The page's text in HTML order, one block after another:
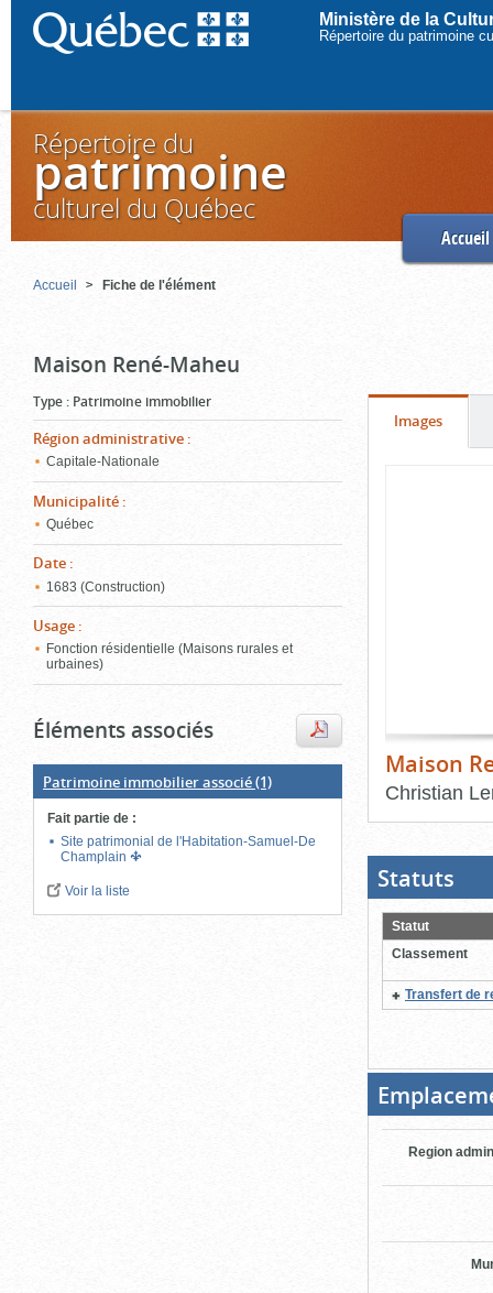
Ministère de la
Répertoire du patrimoine
Répertoire du
patrimoine
culturel du Québec
Accueil
Accueil Fiche de l'élément
Maison René-Maheu
Type : Patrimoine immobilier
Région administrative :
Capitale-Nationale
Municipalité :
Québec
Date :
1683 (Construction)
Usage :
Fonction résidentielle (Maisons rurales et
urbaines)
Éléments associés
Patrimoine immobilier associé(1)
Fait partie de :
Site patrimonial de l'Habitation-Samuel-De
Champlain
Voir la liste
Onglet
Images(cliquer
pour
Maison
Christian
bloc
d'onglets
Statuts
pour
Statut
Classement
Transfert de
Region